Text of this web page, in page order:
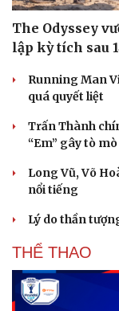
The Odyssey
lập kỳ tích sau
Running Man
quá quyết liệt
Trấn Thành
“Em” gây tò mò
Long Vũ, Võ
nổi tiếng
Lý do thần
THỂ THAO